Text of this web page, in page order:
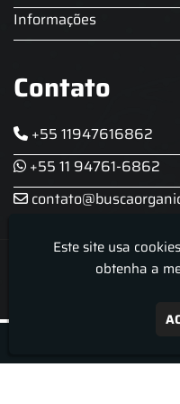
Informações
Contato
+55 11947616862
+55 11 94761-6862
Roda do Chopp -
Este site usa
obtenha a